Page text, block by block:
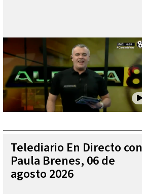
Telediario En Directo con
Paula Brenes, 06 de
agosto 2026